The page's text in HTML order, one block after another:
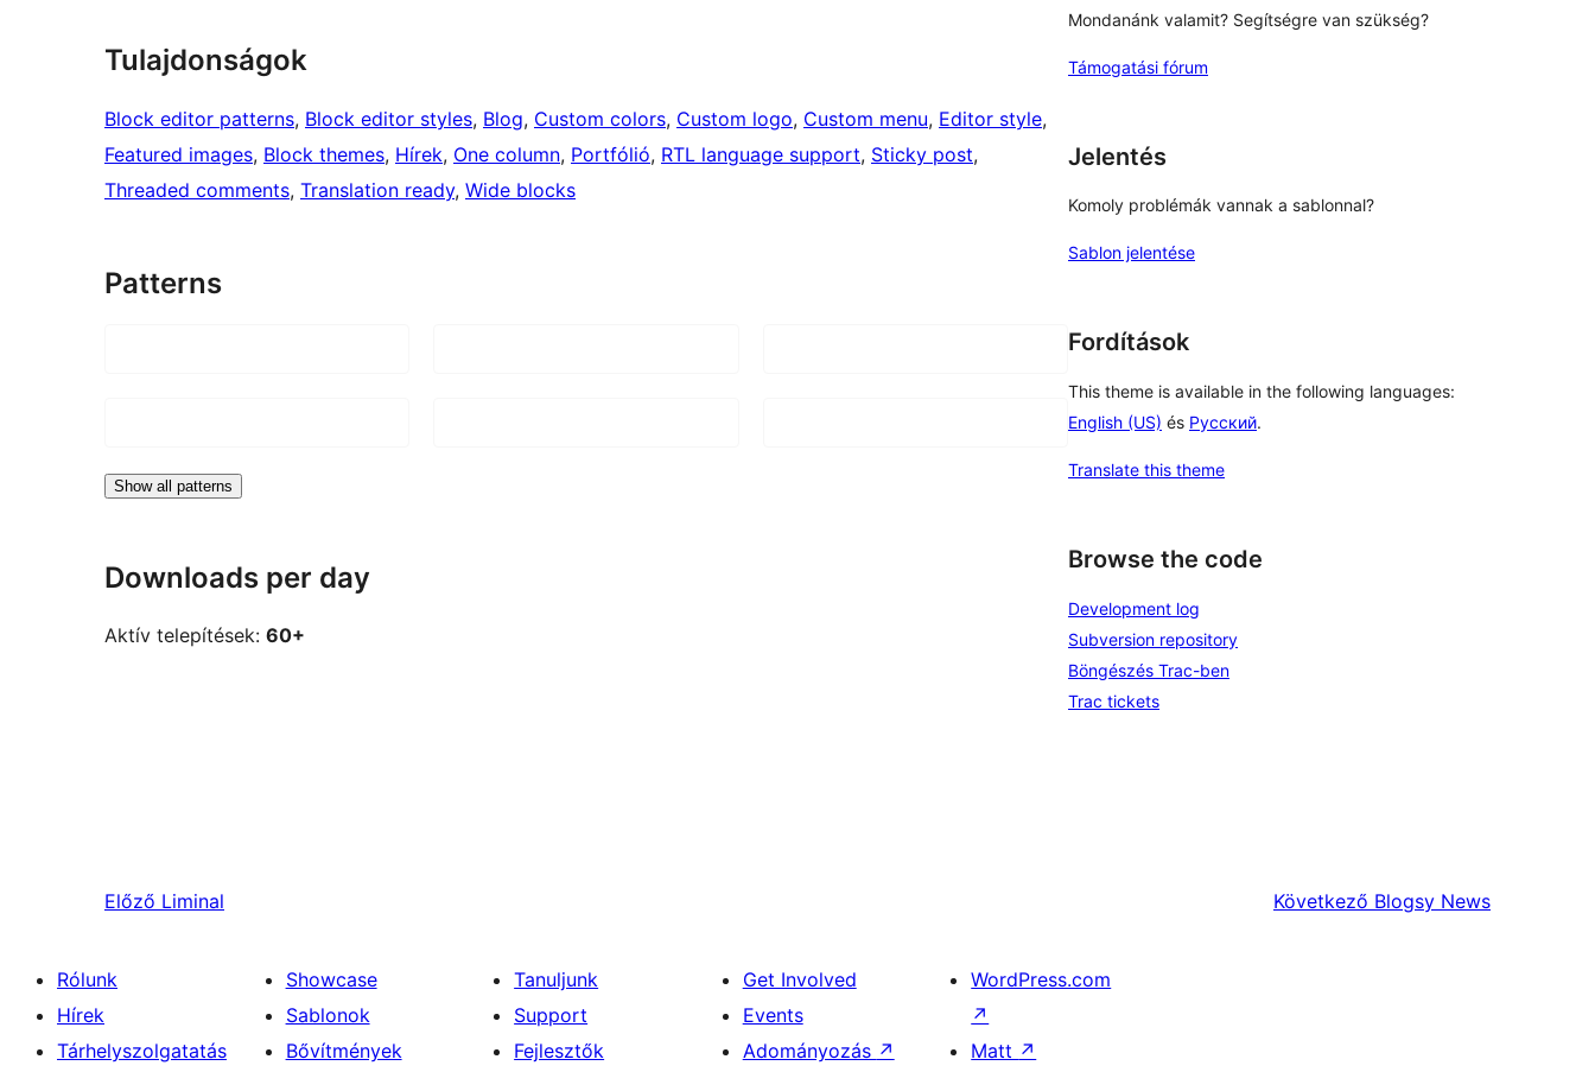
Tulajdonságok
Block editor patterns, Block editor styles, Blog, Custom colors, Custom logo, Custom menu, Editor style
Featured images, Block themes, Hírek, One column, Portfólió, RTL language support, Sticky post
Threaded comments, Translation ready, Wide blocks
Patterns
Show all patterns
Downloads per day
Aktív telepítések: 60+
Mondanánk valamit? Segítségre van szükség?
Támogatási fórum
Jelentés
Komoly problémák vannak a sablonnal?
Sablon jelentése
Fordítások
This theme is available in the following languages:
English (US) és Русский.
Translate this theme
Browse the code
Development log
Subversion repository
Böngészés Trac-ben
Trac tickets
Előző Liminal Következő Blogsy News
Rólunk
Hírek
Tárhelyszolgatatás
Showcase
Sablonok
Bővítmények
Tanuljunk
Support
Fejlesztők
Get Involved
Events
Adományozás ↗
WordPress.com
↗
Matt ↗